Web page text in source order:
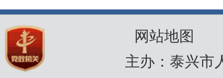
网站地图
主办：泰兴市